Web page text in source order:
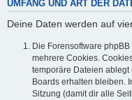
UMFANG UND ART DER
Deine Daten werden auf
Die Forensoftware
mehrere Cookies.
temporäre Dateien
Boards erhalten bleiben.
Sitzung (damit dir alle